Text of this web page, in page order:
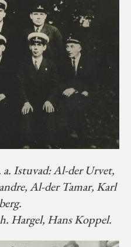
Istuvad: Al-der Urvet,
Al-der Tamar, Karl
Hargel, Hans Koppel.